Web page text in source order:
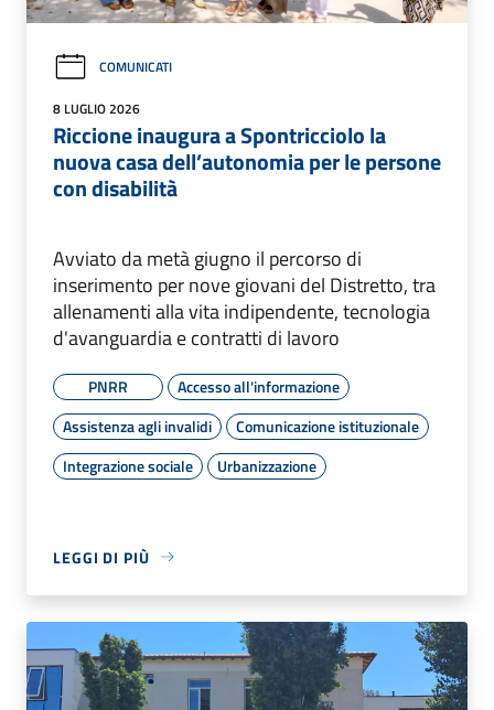
COMUNICATI
8 LUGLIO 2026
Riccione inaugura a Spontricciolo la
nuova casa dell’autonomia per le persone
con disabilità
Avviato da metà giugno il percorso di
inserimento per nove giovani del Distretto, tra
allenamenti alla vita indipendente, tecnologia
d'avanguardia e contratti di lavoro
PNRR
Accesso all'informazione
Assistenza agli invalidi
Comunicazione istituzionale
Integrazione sociale
Urbanizzazione
LEGGI DI PIÙ